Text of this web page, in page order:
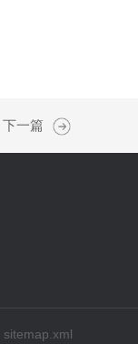
下一篇
sitemap.xml